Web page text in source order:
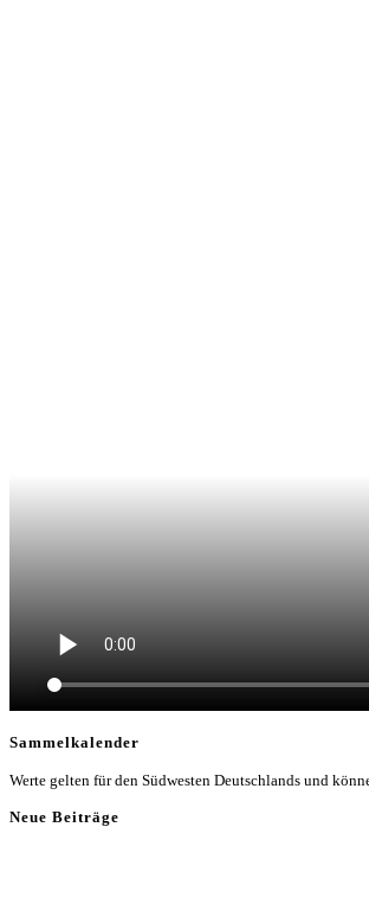
Sammelkalender
Werte gelten für den Südwesten Deutschlands und
Neue Beiträge